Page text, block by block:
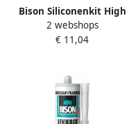
Bison Siliconenkit High
Temp Zwart Tub 60Ml*12
Nlfr 6301463
2 webshops
€ 11,04